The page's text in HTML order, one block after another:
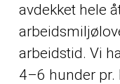
avdekket hele
arbeidstid. Vi
4–6 hunder pr.